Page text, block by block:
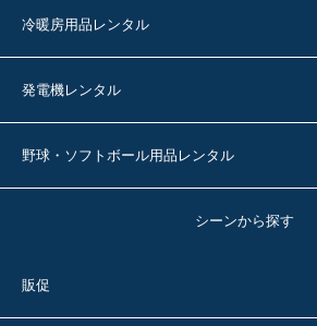
冷暖房用品レンタル
発電機レンタル
野球・ソフトボール用品レンタル
シーンから探す
販促